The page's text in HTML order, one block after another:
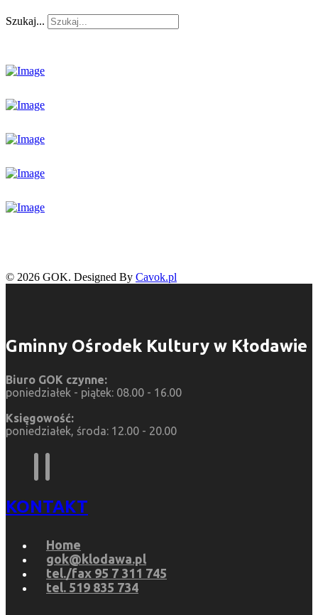
Szukaj...
© 2026 GOK. Designed By Cavok.pl
Gminny Ośrodek Kultury w Kłodawie
Biuro GOK czynne:
poniedziałek - piątek: 08.00 - 16.00
Księgowość:
poniedziałek, środa: 12.00 - 20.00
KONTAKT
Home
gok@klodawa.pl
tel./fax 95 7 311 745
tel. 519 835 734